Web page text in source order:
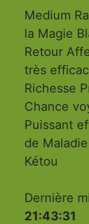
Medium
la Magie
Retour
très
Richesse
Chance
Puissant
de
Kétou
Dernière
21:43:31